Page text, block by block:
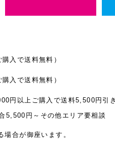
入で送料無料）
入で送料無料）
円以上ご購入で送料5,500円引
5,500円～その他エリア要相談
合が御座います。